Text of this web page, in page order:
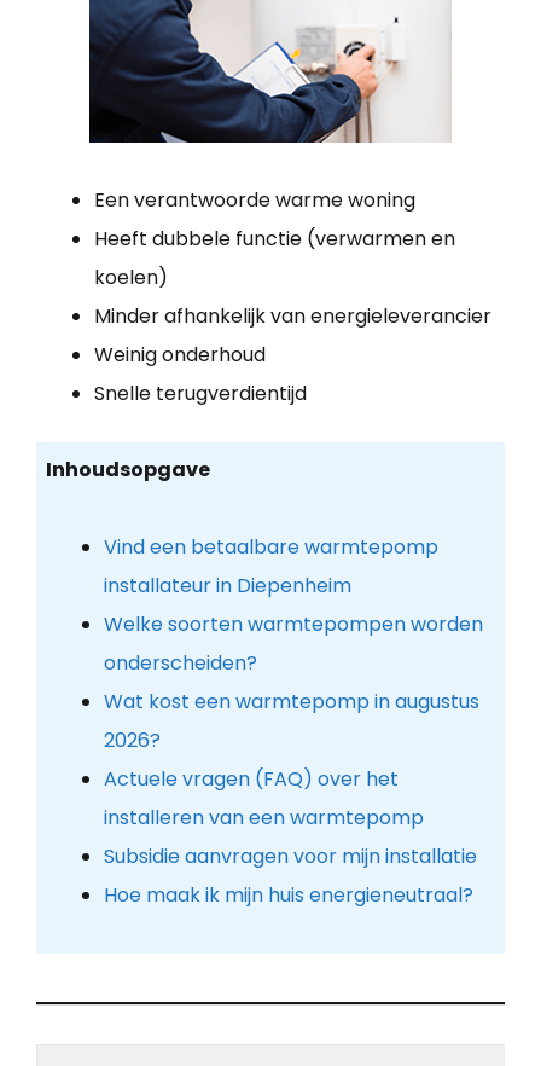
Een verantwoorde warme woning
Heeft dubbele functie (verwarmen en
koelen)
Minder afhankelijk van energieleverancier
Weinig onderhoud
Snelle terugverdientijd
Inhoudsopgave
Vind een betaalbare warmtepomp
installateur in Diepenheim
Welke soorten warmtepompen worden
onderscheiden?
Wat kost een warmtepomp in augustus
2026?
Actuele vragen (FAQ) over het
installeren van een warmtepomp
Subsidie aanvragen voor mijn installatie
Hoe maak ik mijn huis energieneutraal?